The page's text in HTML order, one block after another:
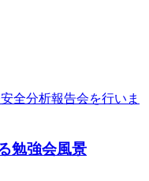
全分析報告会を行いま
勉強会風景